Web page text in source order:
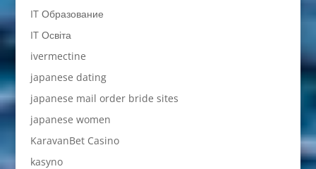
IT Образование
IT Освіта
ivermectine
japanese dating
japanese mail order bride sites
japanese women
KaravanBet Casino
kasyno